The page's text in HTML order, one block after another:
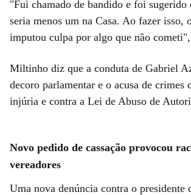
"Fui chamado de bandido e foi sugerido
seria menos um na Casa. Ao fazer isso,
imputou culpa por algo que não
Miltinho diz que a conduta de Gabriel
decoro parlamentar e o acusa de crimes
injúria e contra a Lei de Abuso de
Novo pedido de cassação provocou
vereadores
Uma nova denúncia contra o presidente